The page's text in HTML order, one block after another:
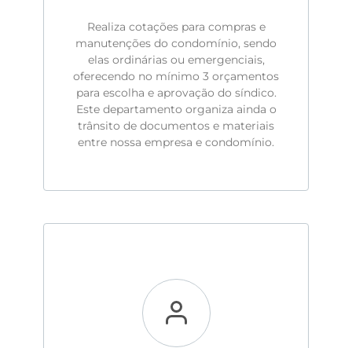
Realiza cotações para compras e
manutenções do condomínio, sendo
elas ordinárias ou emergenciais,
oferecendo no mínimo 3 orçamentos
para escolha e aprovação do síndico.
Este departamento organiza ainda o
trânsito de documentos e materiais
entre nossa empresa e condomínio.